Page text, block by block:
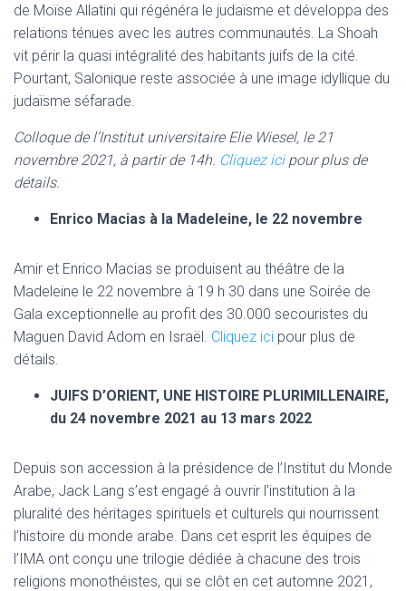
de Moïse Allatini qui régénéra le judaïsme et développa des
relations ténues avec les autres communautés. La Shoah
vit périr la quasi intégralité des habitants juifs de la cité.
Pourtant, Salonique reste associée à une image idyllique du
judaïsme séfarade.
Colloque de l’Institut universitaire Elie Wiesel, le 21
novembre 2021, à partir de 14h. Cliquez icipour plus de
détails.
Enrico Macias à la Madeleine, le 22 novembre
Amir et Enrico Macias se produisent au théâtre de la
Madeleine le 22 novembre à 19 h 30 dans une Soirée de
Gala exceptionnelle au profit des 30.000 secouristes du
Maguen David Adom en Israël. Cliquez ici pour plus de
détails.
JUIFS D’ORIENT, UNE HISTOIRE PLURIMILLENAIRE,
du 24 novembre 2021 au 13 mars 2022
Depuis son accession à la présidence de l’Institut du Monde
Arabe, Jack Lang s’est engagé à ouvrir l’institution à la
pluralité des héritages spirituels et culturels qui nourrissent
l’histoire du monde arabe. Dans cet esprit les équipes de
l’IMA ont conçu une trilogie dédiée à chacune des trois
religions monothéistes, qui se clôt en cet automne 2021,